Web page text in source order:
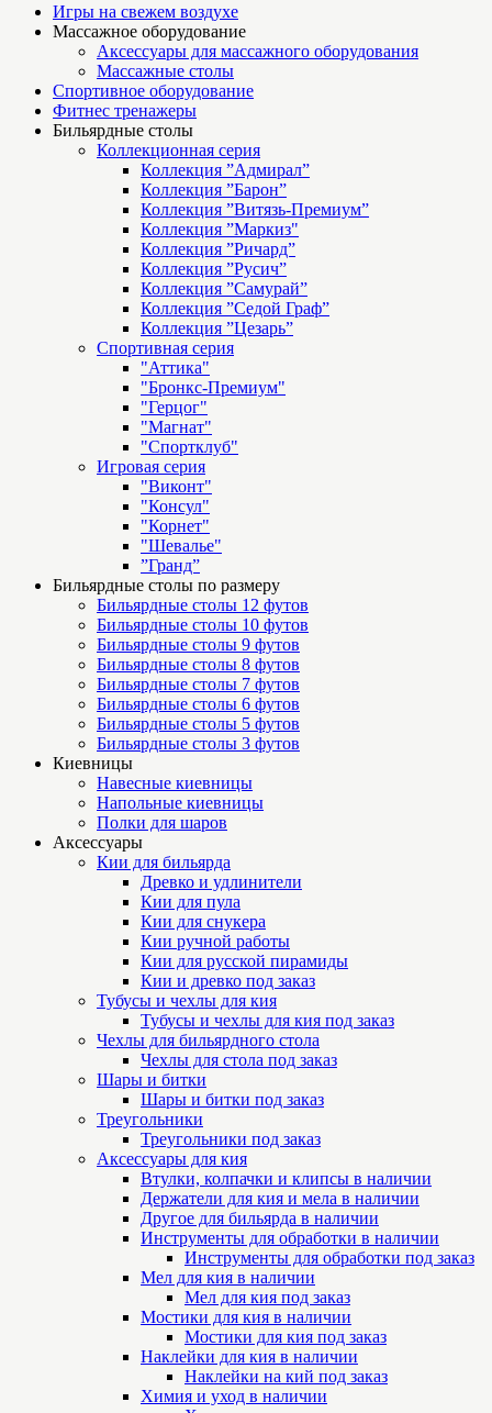
Игры на свежем воздухе
Массажное оборудование
Аксессуары для массажного оборудования
Массажные столы
Спортивное оборудование
Фитнес тренажеры
Бильярдные столы
Коллекционная серия
Коллекция ”Адмирал”
Коллекция ”Барон”
Коллекция ”Витязь-Премиум”
Коллекция ”Маркиз"
Коллекция ”Ричард”
Коллекция ”Русич”
Коллекция ”Самурай”
Коллекция ”Седой Граф”
Коллекция ”Цезарь”
Спортивная серия
"Аттика"
"Бронкс-Премиум"
"Герцог"
"Магнат"
"Спортклуб"
Игровая серия
"Виконт"
"Консул"
"Корнет"
"Шевалье"
”Гранд”
Бильярдные столы по размеру
Бильярдные столы 12 футов
Бильярдные столы 10 футов
Бильярдные столы 9 футов
Бильярдные столы 8 футов
Бильярдные столы 7 футов
Бильярдные столы 6 футов
Бильярдные столы 5 футов
Бильярдные столы 3 футов
Киевницы
Навесные киевницы
Напольные киевницы
Полки для шаров
Аксессуары
Кии для бильярда
Древко и удлинители
Кии для пула
Кии для снукера
Кии ручной работы
Кии для русской пирамиды
Кии и древко под заказ
Тубусы и чехлы для кия
Тубусы и чехлы для кия под заказ
Чехлы для бильярдного стола
Чехлы для стола под заказ
Шары и битки
Шары и битки под заказ
Треугольники
Треугольники под заказ
Аксессуары для кия
Втулки, колпачки и клипсы в наличии
Держатели для кия и мела в наличии
Другое для бильярда в наличии
Инструменты для обработки в наличии
Инструменты для обработки под заказ
Мел для кия в наличии
Мел для кия под заказ
Мостики для кия в наличии
Мостики для кия под заказ
Наклейки для кия в наличии
Наклейки на кий под заказ
Химия и уход в наличии